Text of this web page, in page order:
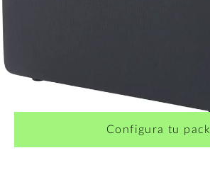
Configura tu pack